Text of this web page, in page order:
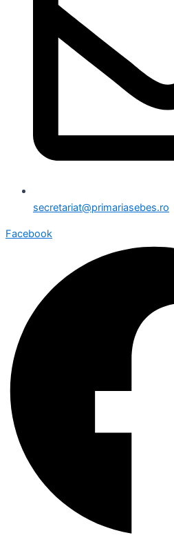
secretariat@primariasebes.ro
Facebook